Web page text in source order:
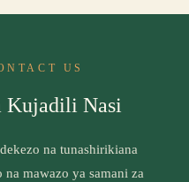
US
Kujadili Nasi
na tunashirikiana
mawazo ya samani za